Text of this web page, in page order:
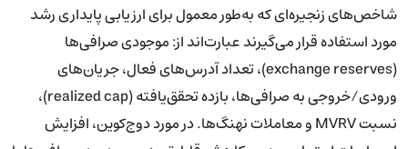
شاخص‌های زنجیره‌ای که به‌طور معمول برای ارزیابی پایداری رشد
مورد استفاده قرار می‌گیرند عبارت‌اند از: موجودی صرافی‌ها
(exchange reserves)، تعداد آدرس‌های فعال، جریان‌های
ورودی/خروجی به صرافی‌ها، بازده تحقق‌یافته (realized cap)،
نسبت MVRV و معاملات نهنگ‌ها. در مورد دوج‌کوین، افزایش